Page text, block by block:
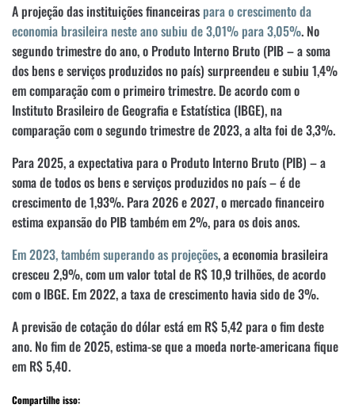
A projeção das instituições financeiraspara o crescimento da
economia brasileira neste ano subiu de 3,01% para 3,05%. No
segundo trimestre do ano, o Produto Interno Bruto (PIB – a soma
dos bens e serviços produzidos no país) surpreendeu e subiu 1,4%
em comparação com o primeiro trimestre. De acordo com o
Instituto Brasileiro de Geografia e Estatística (IBGE), na
comparação com o segundo trimestre de 2023, a alta foi de 3,3%.
Para 2025, a expectativa para o Produto Interno Bruto (PIB) – a
soma de todos os bens e serviços produzidos no país – é de
crescimento de 1,93%. Para 2026 e 2027, o mercado financeiro
estima expansão do PIB também em 2%, para os dois anos.
Em 2023, também superando as projeções, a economia brasileira
cresceu 2,9%, com um valor total de R$ 10,9 trilhões, de acordo
com o IBGE. Em 2022, a taxa de crescimento havia sido de 3%.
A previsão de cotação do dólar está em R$ 5,42 para o fim deste
ano. No fim de 2025, estima-se que a moeda norte-americana fique
em R$ 5,40.
Compartilhe isso: